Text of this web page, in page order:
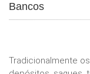
Bancos
Tradicionalmente